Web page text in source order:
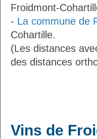
Froidmont-
- La commune de
Cohartille.
(Les distances
des distances
Vins de